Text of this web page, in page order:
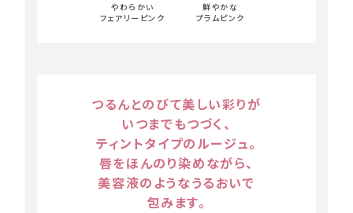
やわらかい
フェアリーピンク
鮮やかな
プラムピンク
つるんとのびて美しい彩りが
いつまでもつづく、
ティントタイプのルージュ。
唇をほんのり染めながら、
美容液のようなうるおいで
包みます。